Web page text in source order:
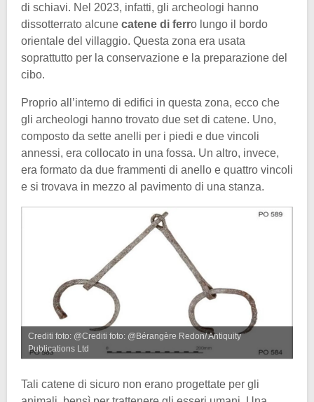
di schiavi. Nel 2023, infatti, gli archeologi hanno
dissotterrato alcune catene di ferro lungo il bordo
orientale del villaggio. Questa zona era usata
soprattutto per la conservazione e la preparazione del
cibo.
Proprio all’interno di edifici in questa zona, ecco che
gli archeologi hanno trovato due set di catene. Uno,
composto da sette anelli per i piedi e due vincoli
annessi, era collocato in una fossa. Un altro, invece,
era formato da due frammenti di anello e quattro vincoli
e si trovava in mezzo al pavimento di una stanza.
Crediti foto: @Crediti foto: @Bérangère Redon/ Antiquity
Publications Ltd
Tali catene di sicuro non erano progettate per gli